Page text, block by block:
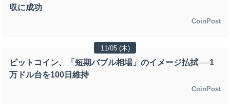
収に成功
CoinPost
11/05 (木)
ビットコイン、「短期バブル相場」のイメージ払拭──1
万ドル台を100日維持
CoinPost